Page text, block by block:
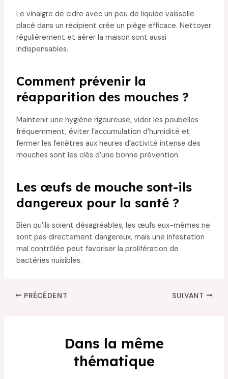
Le vinaigre de cidre avec un peu de liquide vaisselle
placé dans un récipient crée un piège efficace. Nettoyer
régulièrement et aérer la maison sont aussi
indispensables.
Comment prévenir la
réapparition des mouches ?
Maintenir une hygiène rigoureuse, vider les poubelles
fréquemment, éviter l’accumulation d’humidité et
fermer les fenêtres aux heures d’activité intense des
mouches sont les clés d’une bonne prévention.
Les œufs de mouche sont-ils
dangereux pour la santé ?
Bien qu’ils soient désagréables, les œufs eux-mêmes ne
sont pas directement dangereux, mais une infestation
mal contrôlée peut favoriser la prolifération de
bactéries nuisibles.
PRÉCÉDENT SUIVANT
Dans la même
thématique